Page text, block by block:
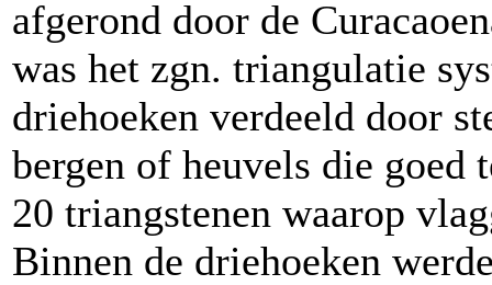
afgerond door de
was het zgn. triangulatie
driehoeken verdeeld door
bergen of heuvels die goed
20 triangstenen waarop
Binnen de driehoeken